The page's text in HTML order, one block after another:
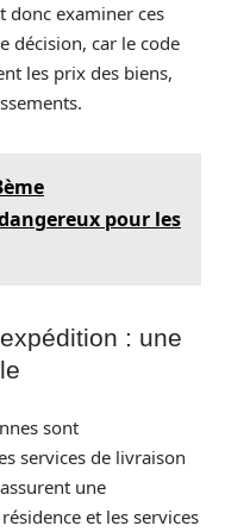
donc examiner ces
décision, car le code
les prix des biens,
pour les
: une
sont
services de livraison
une
et les services